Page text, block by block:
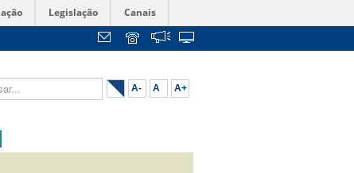
Legislação Canais
A- A A+